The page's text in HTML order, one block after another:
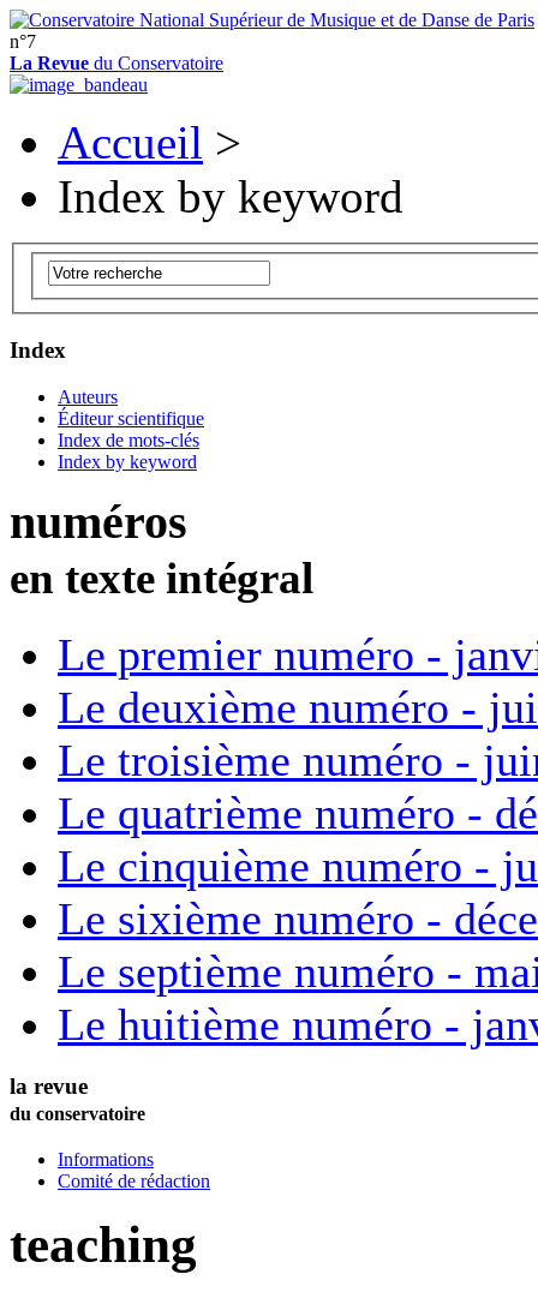
n°7
La Revue du Conservatoire
Accueil >
Index by keyword
Index
Auteurs
Éditeur scientifique
Index de mots-clés
Index by keyword
numéros
en texte intégral
Le premier numéro -
Le deuxième numéro -
Le troisième numéro -
Le quatrième numéro -
Le cinquième numéro -
Le sixième numéro -
Le septième numéro -
Le huitième numéro -
la revue
du conservatoire
Informations
Comité de rédaction
teaching